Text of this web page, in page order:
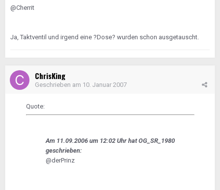
@Cherrit
Ja, Taktventil und irgend eine ?Dose? wurden schon ausgetauscht.
ChrisKing
Geschrieben am 10. Januar 2007
Quote:
Am 11.09.2006 um 12:02 Uhr hat OG_SR_1980
geschrieben:
@derPrinz